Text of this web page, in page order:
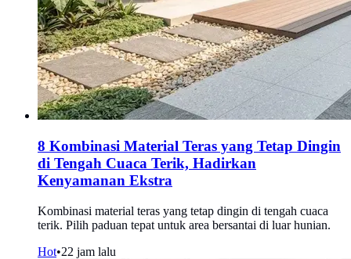
8 Kombinasi Material Teras yang Tetap Dingin
di Tengah Cuaca Terik, Hadirkan
Kenyamanan Ekstra
Kombinasi material teras yang tetap dingin di tengah cuaca
terik. Pilih paduan tepat untuk area bersantai di luar hunian.
Hot•22 jam lalu